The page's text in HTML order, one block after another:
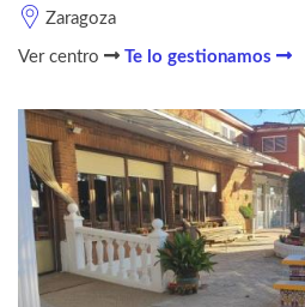
Zaragoza
Ver centro Te lo gestionamos